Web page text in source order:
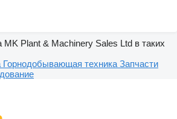
Plant & Machinery Sales Ltd в таких
Горнодобывающая техника Запчасти